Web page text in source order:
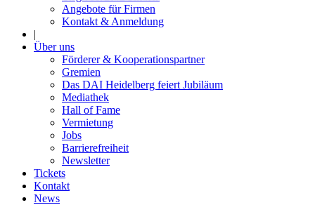
Angebote für Firmen
Kontakt & Anmeldung
|
Über uns
Förderer & Kooperationspartner
Gremien
Das DAI Heidelberg feiert Jubiläum
Mediathek
Hall of Fame
Vermietung
Jobs
Barrierefreiheit
Newsletter
Tickets
Kontakt
News